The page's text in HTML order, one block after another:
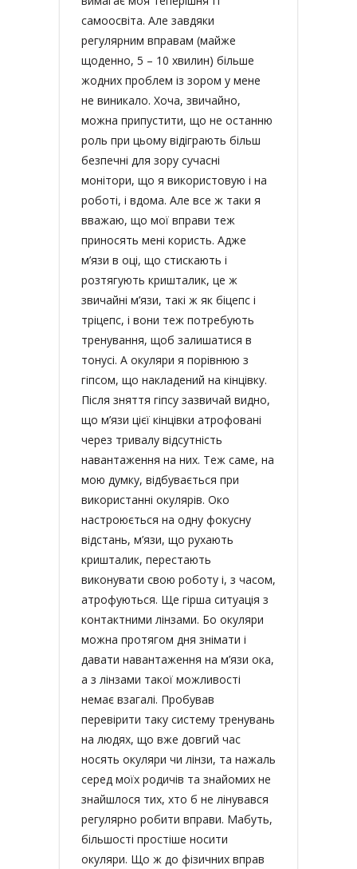
самоосвіта. Але завдяки
регулярним вправам (майже
щоденно, 5 – 10 хвилин) більше
жодних проблем із зором у мене
не виникало. Хоча, звичайно,
можна припустити, що не останню
роль при цьому відіграють більш
безпечні для зору сучасні
монітори, що я використовую і на
роботі, і вдома. Але все ж таки я
вважаю, що мої вправи теж
приносять мені користь. Адже
м’язи в оці, що стискають і
розтягують кришталик, це ж
звичайні м’язи, такі ж як біцепс і
тріцепс, і вони теж потребують
тренування, щоб залишатися в
тонусі. А окуляри я порівнюю з
гіпсом, що накладений на кінцівку.
Після зняття гіпсу зазвичай видно,
що м’язи цієї кінцівки атрофовані
через тривалу відсутність
навантаження на них. Теж саме, на
мою думку, відбувається при
використанні окулярів. Око
настроюється на одну фокусну
відстань, м’язи, що рухають
кришталик, перестають
виконувати свою роботу і, з часом,
атрофуються. Ще гірша ситуація з
контактними лінзами. Бо окуляри
можна протягом дня знімати і
давати навантаження на м’язи ока,
а з лінзами такої можливості
немає взагалі. Пробував
перевірити таку систему тренувань
на людях, що вже довгий час
носять окуляри чи лінзи, та нажаль
серед моїх родичів та знайомих не
знайшлося тих, хто б не лінувався
регулярно робити вправи. Мабуть,
більшості простіше носити
окуляри. Що ж до фізичних вправ